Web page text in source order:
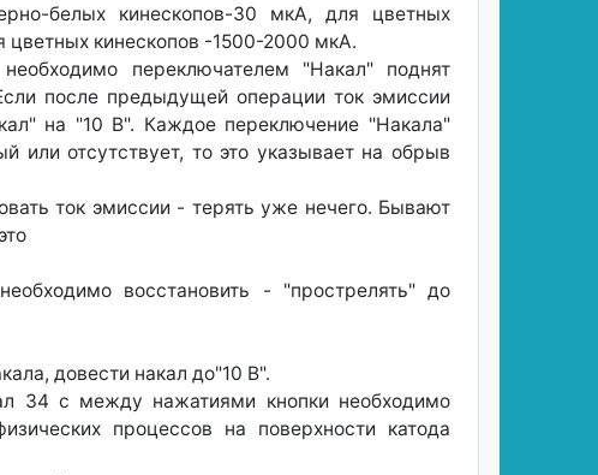
белых кинескопов-30 мкА, для цветных
кинескопов -1500-2000 мкА.
переключателем "Накал" поднят
после предыдущей операции ток эмиссии
на "10 В". Каждое переключение "Накала"
или отсутствует, то это указывает на обрыв
ток эмиссии - терять уже нечего. Бывают
восстановить - "прострелять" до
довести накал до"10 В".
34 с между нажатиями кнопки необходимо
процессов на поверхности катода